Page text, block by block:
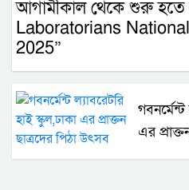
আগামীকাল থেকে শুরু হতে
Laboratorians
2025”
এর